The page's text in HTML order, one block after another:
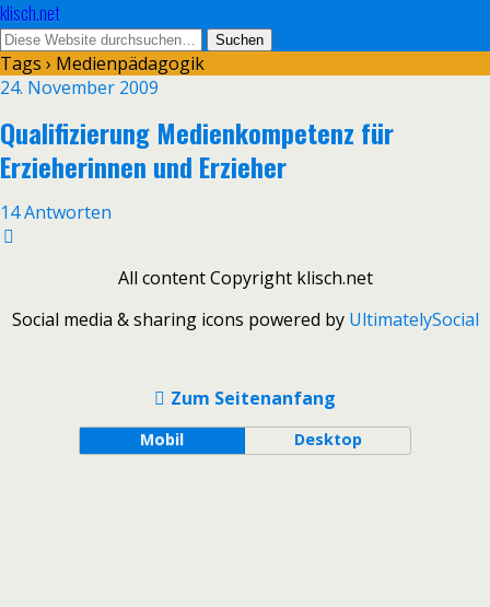
klisch.net
Tags › Medienpädagogik
24. November 2009
Qualifizierung Medienkompetenz für
Erzieherinnen und Erzieher
14 Antworten
All content Copyright klisch.net
Social media & sharing icons powered by UltimatelySocial
Zum Seitenanfang
Mobil Desktop